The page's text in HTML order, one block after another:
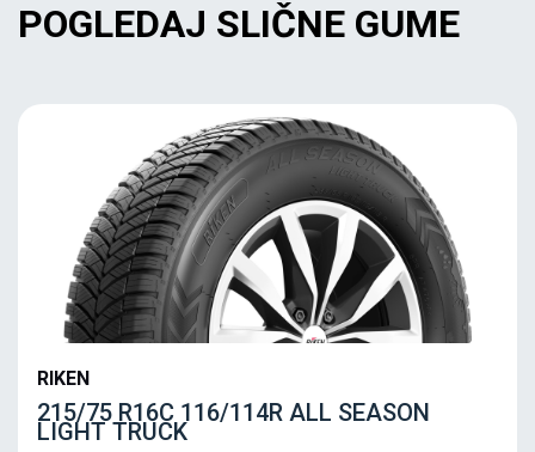
POGLEDAJ SLIČNE GUME
RIKEN
215/75 R16C 116/114R ALL SEASON
LIGHT TRUCK